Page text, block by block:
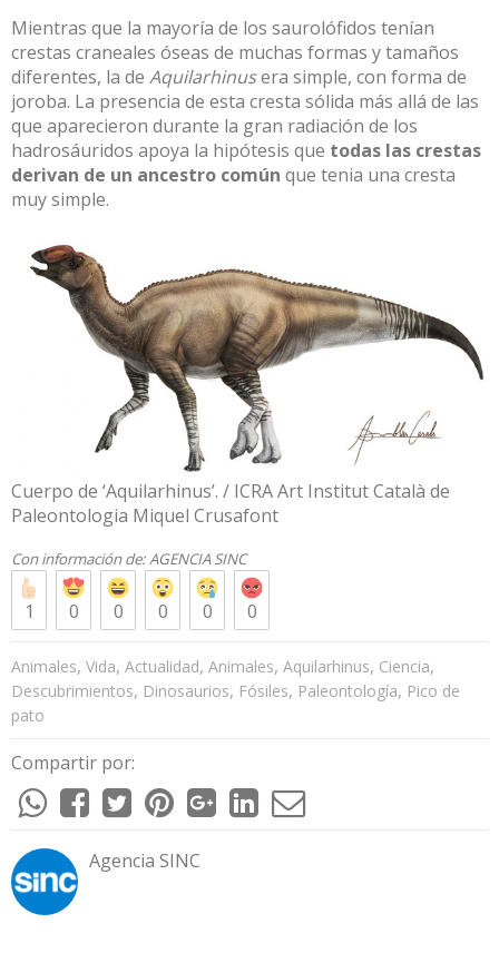
Mientras que la mayoría de los saurolófidos tenían
crestas craneales óseas de muchas formas y tamaños
diferentes, la de Aquilarhinusera simple, con forma de
joroba. La presencia de esta cresta sólida más allá de las
que aparecieron durante la gran radiación de los
hadrosáuridos apoya la hipótesis que todas las crestas
derivan de un ancestro común que tenia una cresta
muy simple.
Cuerpo de ‘Aquilarhinus’. / ICRA Art Institut Català de
Paleontologia Miquel Crusafont
Con información de:AGENCIA SINC
1 0 0 0 0 0
Animales, Vida, Actualidad, Animales, Aquilarhinus, Ciencia,
Descubrimientos, Dinosaurios, Fósiles, Paleontología, Pico de
pato
Compartir por:
Agencia SINC